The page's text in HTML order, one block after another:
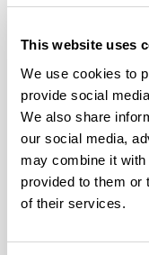
This website uses
We use cookies to
provide social
We also share
our social media,
may combine it with
provided to them or
of their services.
con más de
Otros
instituciones
Programa
informática
Algunos centros
especial en
pero por lo